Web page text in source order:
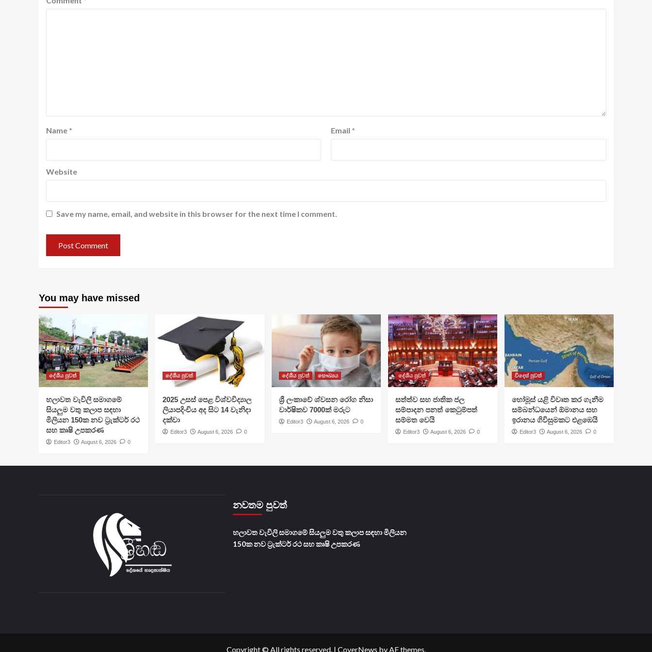
Name * Email *
Website
Save my name, email, and website in this browser for the next time I comment.
You may have missed
දේශීය පුවත්
හලාවත වැවිලි සමාගමේ
සියලුම වතු කලාප සඳහා
මිලියන 150ක නව ට්‍රැක්ටර් රථ
සහ කෘෂි උපකරණ
Editor3 August 6, 2026 0
දේශීය පුවත්
​2025 උසස් පෙළ විශ්වවිද්‍යාල
ලියාපදිංචිය අද සිට 14 වැනිදා
දක්වා
Editor3 August 6, 2026 0
දේශීය පුවත් සෞඛ්‍යය
ශ්‍රී ලංකාවේ ශ්වසන රෝග නිසා
වාර්ෂිකව 7000ක් මරුට
Editor3 August 6, 2026 0
දේශීය පුවත්
සත්ත්ව සහ ජාතික ජල
සම්පාදන පනත් කෙටුම්පත්
සම්මත වෙයි
Editor3 August 6, 2026 0
විදෙස් පුවත්
හෝමූස් යළි විවෘත කර ගැනීම
සම්බන්ධයෙන් ඕමානය සහ
ඉරානය ගිවිසුමකට එළඹෙයි
Editor3 August 6, 2026 0
නවතම පුවත්
හලාවත වැවිලි සමාගමේ සියලුම වතු කලාප සඳහා මිලියන
150ක නව ට්‍රැක්ටර් රථ සහ කෘෂි උපකරණ
Copyright © All rights reserved. | CoverNews by AF themes.